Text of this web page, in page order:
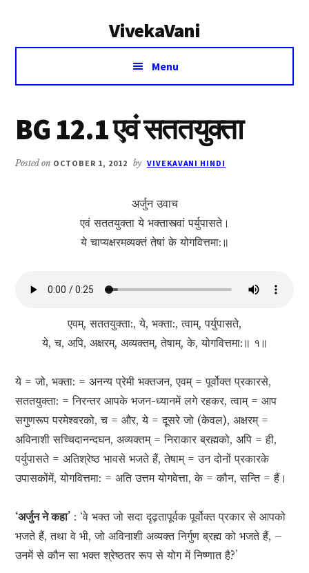
VivekaVani
Voice
Vivekananda
Menu
BG 12.1 एवं सततयुक्ता
Posted on OCTOBER 1, 2012 by VIVEKAVANI HINDI
अर्जुन उवाच
एवं सततयुक्ता ये भक्तास्त्वां पर्युपासते।
ये चाप्यक्षरमव्यक्तं तेषां के योगवित्तमा:॥
एवम्, सततयुक्ता:, ये, भक्ता:, त्वाम्, पर्युपासते,
ये, च, अपि, अक्षरम्, अव्यक्तम्, तेषाम्, के, योगवित्तमा:॥ १॥
ये = जो, भक्ता: = अनन्य प्रेमी भक्तजन, एवम् = पूर्वोक्त प्रकारसे,
सततयुक्ता: = निरन्तर आपके भजन-ध्यानमें लगे रहकर, त्वाम् = आप
सगुणरूप परमेश्वरको, च = और, ये = दूसरे जो (केवल), अक्षरम् =
अविनाशी सच्चिदानन्दघन, अव्यक्तम् = निराकार ब्रह्मको, अपि = ही,
पर्युपासते = अतिश्रेष्ठ भावसे भजते हैं, तेषाम् = उन दोनों प्रकारके
उपासकोंमें, योगवित्तमा: = अति उत्तम योगवेत्ता, के = कौन, सन्ति = हैं।
‘अर्जुन ने कहा’ : ‘वे भक्त जो सदा दृढ़तापूर्वक पूर्वोक्त प्रकार से आपको
भजते हैं, तथा वे भी, जो अविनाशी अव्यक्त निर्गुण ब्रह्म को भजते हैं, –
उनमें से कौन सा भक्त श्रेष्ठतर रूप से योग में निष्णात है?’